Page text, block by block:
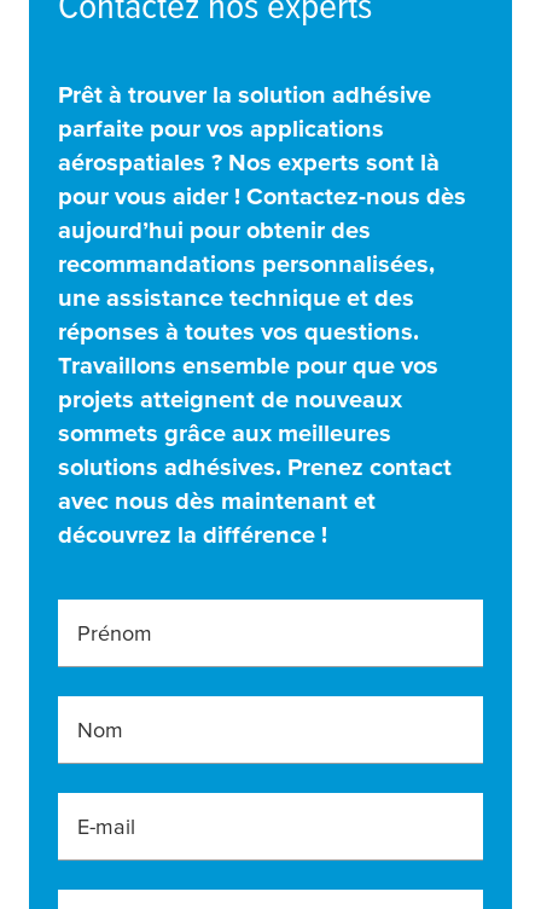
Prêt à trouver la solution adhésive
parfaite pour vos applications
aérospatiales ? Nos experts sont là
pour vous aider ! Contactez-nous dès
aujourd’hui pour obtenir des
recommandations personnalisées,
une assistance technique et des
réponses à toutes vos questions.
Travaillons ensemble pour que vos
projets atteignent de nouveaux
sommets grâce aux meilleures
solutions adhésives. Prenez contact
avec nous dès maintenant et
découvrez la différence !
Prénom
Nom
E-mail